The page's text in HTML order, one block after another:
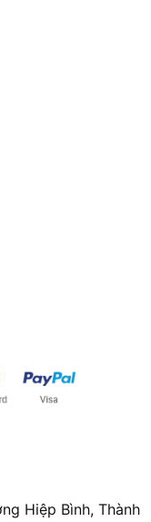
Hiệp Bình, Thành